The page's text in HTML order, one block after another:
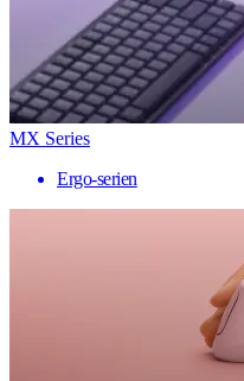
MX Series
Ergo-serien